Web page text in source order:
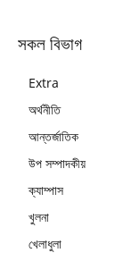
সকল বিভাগ
Extra
অর্থনীতি
আন্তর্জাতিক
উপ সম্পাদকীয়
ক্যাম্পাস
খুলনা
খেলাধুলা